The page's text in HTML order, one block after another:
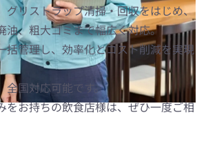
グリストラップ清掃・回収をはじめ、
油、粗大ゴミまで幅広く対応。
括管理し、効率化とコスト削減を実現
全国対応可能です。
をお持ちの飲食店様は、ぜひ一度ご相